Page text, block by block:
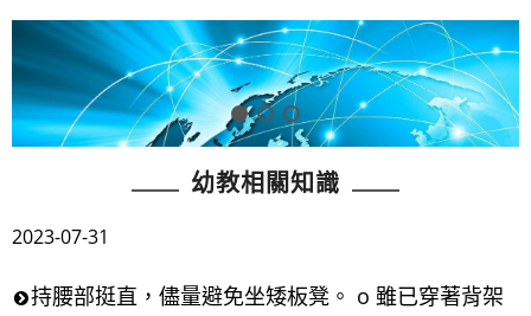
幼教相關知識
2023-07-31
持腰部挺直，儘量避免坐矮板凳。 o 雖已穿著背架